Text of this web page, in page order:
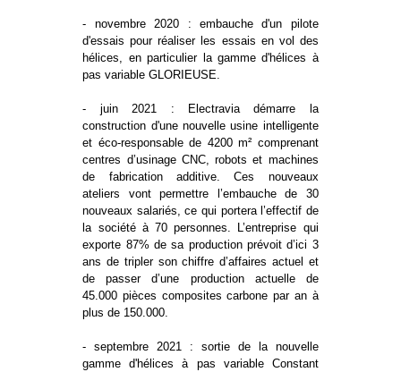
- novembre 2020 : embauche d'un pilote
d'essais pour réaliser les essais en vol des
hélices, en particulier la gamme d'hélices à
pas variable GLORIEUSE.
- juin 2021 : Electravia démarre la
construction d'une nouvelle usine intelligente
et éco-responsable de 4200 m² comprenant
centres d’usinage CNC, robots et machines
de fabrication additive. Ces nouveaux
ateliers vont permettre l’embauche de 30
nouveaux salariés, ce qui portera l’effectif de
la société à 70 personnes. L’entreprise qui
exporte 87% de sa production prévoit d’ici 3
ans de tripler son chiffre d’affaires actuel et
de passer d’une production actuelle de
45.000 pièces composites carbone par an à
plus de 150.000.
- septembre 2021 : sortie de la nouvelle
gamme d'hélices à pas variable Constant